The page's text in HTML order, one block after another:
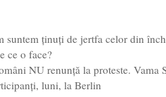
suntem ținuți de jertfa celor din
ce o face?
NU renunță la proteste. Vama
luni, la Berlin